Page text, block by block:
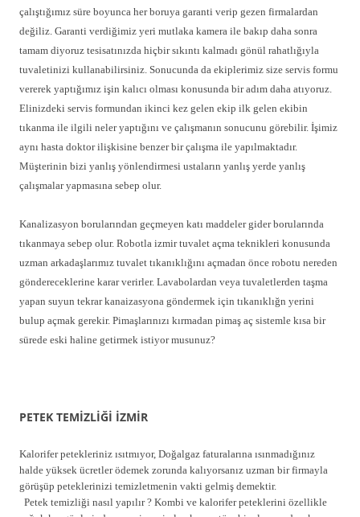
çalıştığımız süre boyunca her boruya garanti verip gezen firmalardan
değiliz. Garanti verdiğimiz yeri mutlaka kamera ile bakıp daha sonra
tamam diyoruz tesisatınızda hiçbir sıkıntı kalmadı gönül rahatlığıyla
tuvaletinizi kullanabilirsiniz. Sonucunda da ekiplerimiz size servis formu
vererek yaptığımız işin kalıcı olması konusunda bir adım daha atıyoruz.
Elinizdeki servis formundan ikinci kez gelen ekip ilk gelen ekibin
tıkanma ile ilgili neler yaptığını ve çalışmanın sonucunu görebilir. İşimiz
aynı hasta doktor ilişkisine benzer bir çalışma ile yapılmaktadır.
Müşterinin bizi yanlış yönlendirmesi ustaların yanlış yerde yanlış
çalışmalar yapmasına sebep olur.
Kanalizasyon borularından geçmeyen katı maddeler gider borularında
tıkanmaya sebep olur. Robotla izmir tuvalet açma teknikleri konusunda
uzman arkadaşlarımız tuvalet tıkanıklığını açmadan önce robotu nereden
göndereceklerine karar verirler. Lavabolardan veya tuvaletlerden taşma
yapan suyun tekrar kanaizasyona göndermek için tıkanıklığn yerini
bulup açmak gerekir. Pimaşlarınızı kırmadan pimaş aç sistemle kısa bir
sürede eski haline getirmek istiyor musunuz?
PETEK TEMİZLİĞİ İZMİR
Kalorifer petekleriniz ısıtmıyor, Doğalgaz faturalarına ısınmadığınız
halde yüksek ücretler ödemek zorunda kalıyorsanız uzman bir firmayla
görüşüp peteklerinizi temizletmenin vakti gelmiş demektir.
Petek temizliği nasıl yapılır ? Kombi ve kalorifer peteklerini özellikle